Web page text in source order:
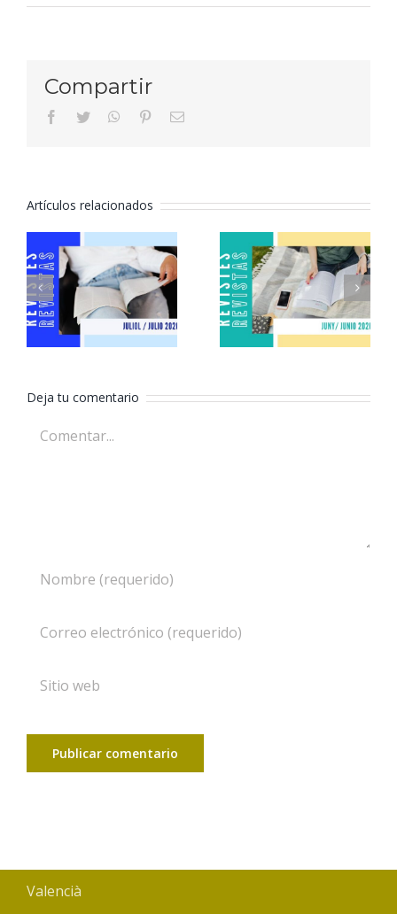
Compartir
facebooktwitter whatsapppinterestCorreo
Artículos relacionados
Revistas
julio 2026
Revistas
junio 2026
Deja tu comentario
Comentar
Valencià